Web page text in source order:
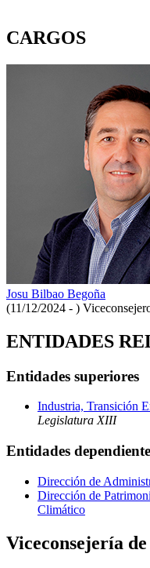
CARGOS
Josu Bilbao Begoña
(11/12/2024 - )
ENTIDADES
Entidades superiores
Industria, Transición
Legislatura XIII
Entidades
Dirección de
Dirección de
Climático
Viceconsejería